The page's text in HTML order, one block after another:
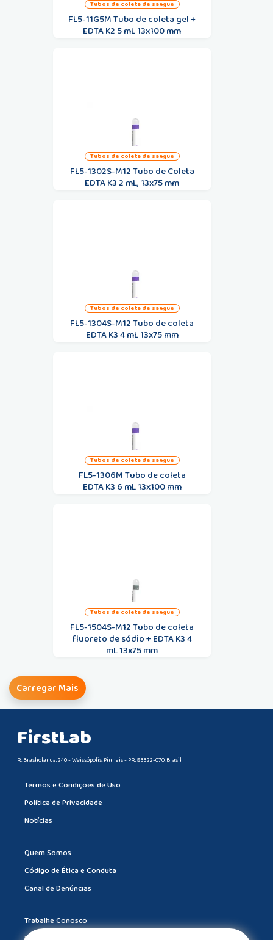
tubos de coleta de sangue
FL5-11G5M Tubo de coleta gel +
EDTA K2 5 mL 13x100 mm
tubos de coleta de sangue
FL5-1302S-M12 Tubo de Coleta
EDTA K3 2 mL, 13x75 mm
tubos de coleta de sangue
FL5-1304S-M12 Tubo de coleta
EDTA K3 4 mL 13x75 mm
tubos de coleta de sangue
FL5-1306M Tubo de coleta
EDTA K3 6 mL 13x100 mm
tubos de coleta de sangue
FL5-1504S-M12 Tubo de coleta
fluoreto de sódio + EDTA K3 4
mL 13x75 mm
Carregar Mais
FirstLab
R. Brasholanda, 240 - Weissópolis, Pinhais - PR, 83322-070, Brasil
Termos e Condições de Uso
Política de Privacidade
Notícias
Quem Somos
Código de Ética e Conduta
Canal de Denúncias
Trabalhe Conosco